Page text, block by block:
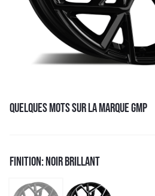
QUELQUES MOTS SUR LA MARQUE GMP
FINITION: NOIR BRILLANT